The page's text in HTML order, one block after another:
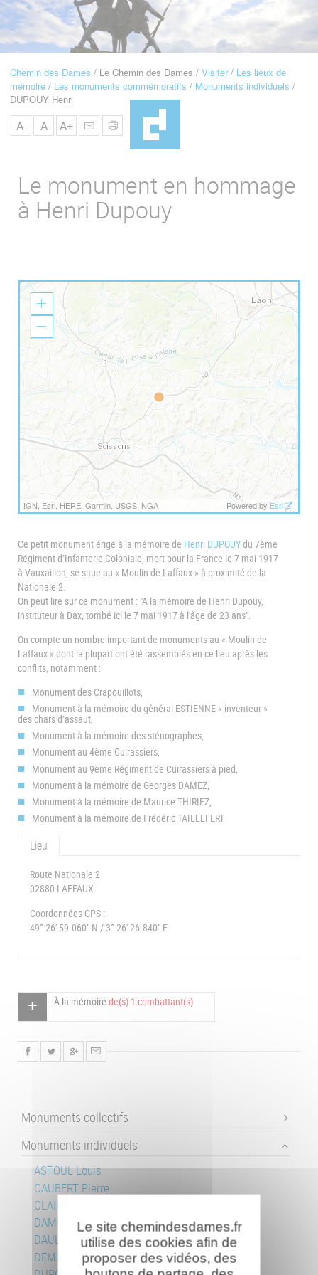
Navigation
Fil
d'Ariane
Chemin des Dames Le Chemin des Dames Visiter
Les lieux de
mémoire
Les monuments commémoratifs
Monuments individuels
DUPOUY Henri
A- A A+
Le monument en hommage
à Henri Dupouy
IGN, Esri, HERE, Garmin, USGS, NGA Powered by Esri
Z
o
o
m
o
t
Ce petit monument érigé à la mémoire de Henri DUPOUYdu 7ème
Régiment d’Infanterie Coloniale, mort pour la France le 7 mai 1917
à Vauxaillon, se situe au « Moulin de Laffaux » à proximité de la
Nationale 2.
On peut lire sur ce monument : "A la mémoire de Henri Dupouy,
instituteur à Dax, tombé ici le 7 mai 1917 à l'âge de 23 ans".
On compte un nombre important de monuments au « Moulin de
Laffaux » dont la plupart ont été rassemblés en ce lieu après les
conflits, notamment :
Monument des Crapouillots,
Monument à la mémoire du général ESTIENNE « inventeur »
des chars d’assaut,
Monument à la mémoire des sténographes,
Monument au 4ème Cuirassiers,
Monument au 9ème Régiment de Cuirassiers à pied,
Monument à la mémoire de Georges DAMEZ,
Monument à la mémoire de Maurice THIRIEZ,
Monument à la mémoire de Frédéric TAILLEFERT
Lieu
Route Nationale 2
02880 LAFFAUX
Coordonnées GPS :
49° 26' 59.060" N / 3° 26' 26.840" E
À la mémoire de(s) 1 combattant(s)
Monuments collectifs
Monuments individuels
ASTOUL Louis
CAUBERT Pierre
CLAIRET Fernand
DAMEZ Georges
DAULY Jean
DEMONGEOT Marcel
Le site chemindesdames.fr
utilise des cookies afin de
proposer des vidéos, des